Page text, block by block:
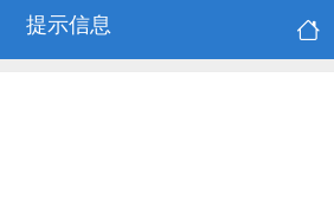
提示信息